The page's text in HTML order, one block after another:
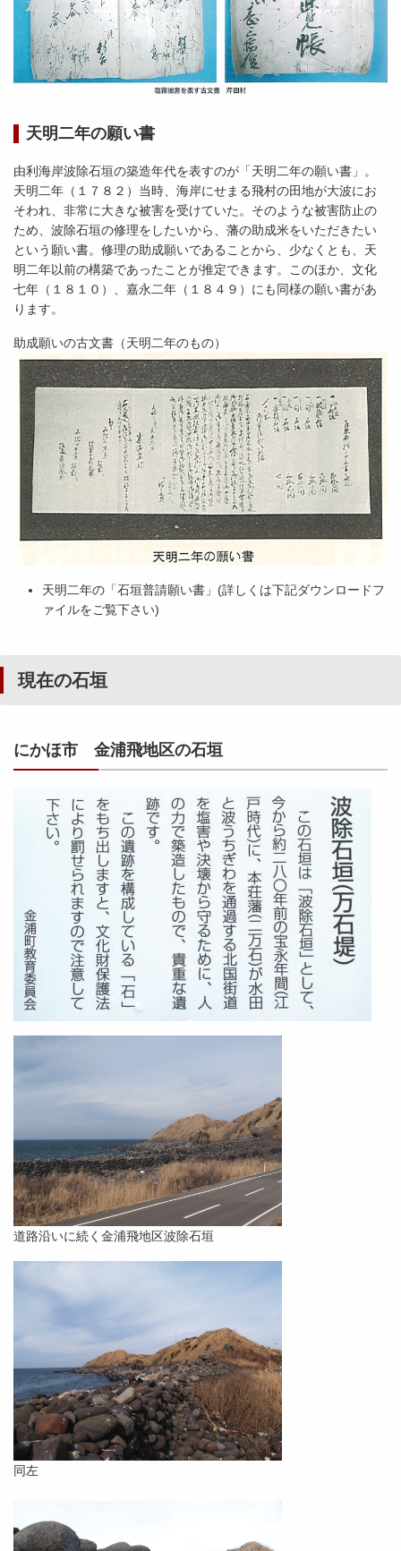
天明二年の願い書
由利海岸波除石垣の築造年代を表すのが「天明二年の願い書」。
天明二年（１７８２）当時、海岸にせまる飛村の田地が大波にお
そわれ、非常に大きな被害を受けていた。そのような被害防止の
ため、波除石垣の修理をしたいから、藩の助成米をいただきたい
という願い書。修理の助成願いであることから、少なくとも、天
明二年以前の構築であったことが推定できます。このほか、文化
七年（１８１０）、嘉永二年（１８４９）にも同様の願い書があ
ります。
助成願いの古文書（天明二年のもの）
天明二年の「石垣普請願い書」(詳しくは下記ダウンロードフ
ァイルをご覧下さい)
現在の石垣
にかほ市 金浦飛地区の石垣
道路沿いに続く金浦飛地区波除石垣
同左